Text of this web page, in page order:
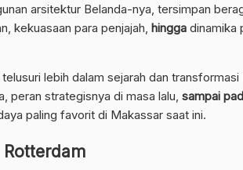
arsitektur Belanda-nya, tersimpan
kekuasaan para penjajah, hingga dinamika
telusuri lebih dalam sejarah dan
peran strategisnya di masa lalu, sampai
paling favorit di Makassar saat ini.